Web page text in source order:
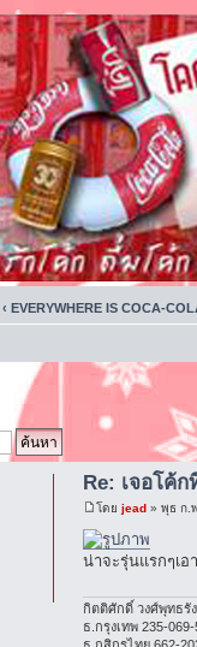
‹ EVERYWHERE IS COCA-
Re: เจอโค้
โดยjead » พุธ ก.
น่าจะรุ่นแรกๆเอ
กิตติศักดิ์ วงศ์พุทธรั
ธ.กรุงเทพ 235-